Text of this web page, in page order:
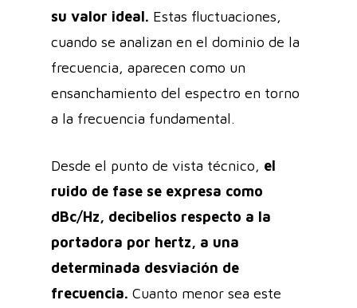
su valor ideal. Estas fluctuaciones,
cuando se analizan en el dominio de la
frecuencia, aparecen como un
ensanchamiento del espectro en torno
a la frecuencia fundamental.
Desde el punto de vista técnico, el
ruido de fase se expresa como
dBc/Hz, decibelios respecto a la
portadora por hertz, a una
determinada desviación de
frecuencia. Cuanto menor sea este